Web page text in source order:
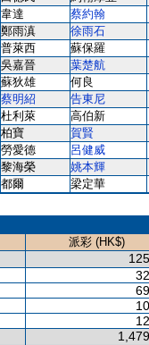
韋達 蔡約翰
鄭雨滇 徐雨石
普萊西 蘇保羅
吳嘉晉 葉楚航
蘇狄雄 何良
蔡明紹 告東尼
杜利萊 高伯新
柏寶 賀賢
勞愛德 呂健威
黎海榮 姚本輝
都爾
梁定華
派彩 (HK$)